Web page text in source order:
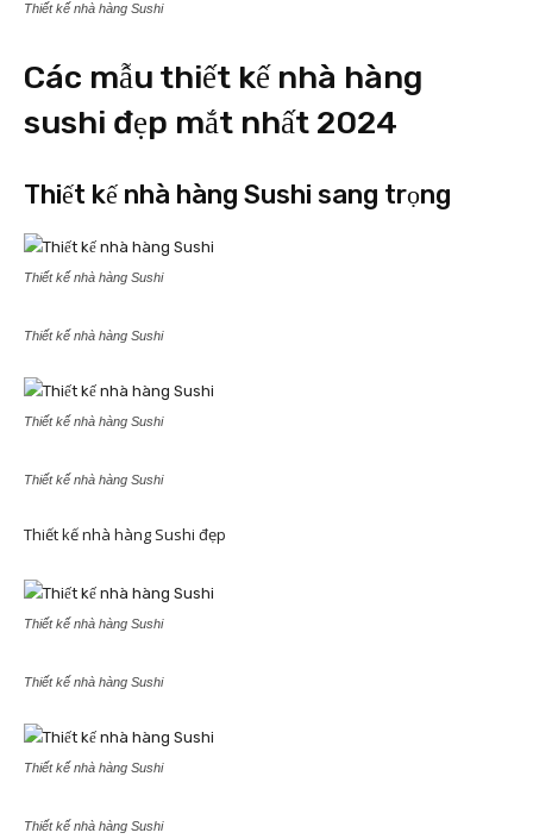
Thiết kế nhà hàng Sushi
Các mẫu thiết kế nhà hàng
sushi đẹp mắt nhất 2024
Thiết kế nhà hàng Sushi sang trọng
Thiết kế nhà hàng Sushi
Thiết kế nhà hàng Sushi
Thiết kế nhà hàng Sushi
Thiết kế nhà hàng Sushi
Thiết kế nhà hàng Sushi đẹp
Thiết kế nhà hàng Sushi
Thiết kế nhà hàng Sushi
Thiết kế nhà hàng Sushi
Thiết kế nhà hàng Sushi